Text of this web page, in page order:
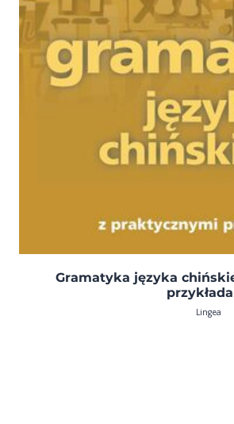
Gramatyka języka
Lingea